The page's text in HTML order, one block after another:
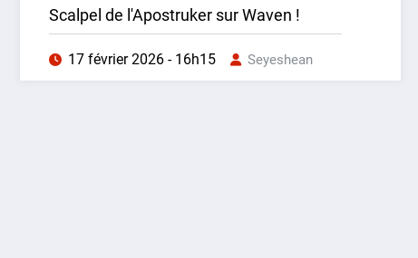
Scalpel de l'Apostruker sur Waven !
17 février 2026 - 16h15 Seyeshean